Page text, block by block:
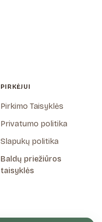
PIRKĖJUI
Pirkimo Taisyklės
Privatumo politika
Slapukų politika
Baldų priežiūros
taisyklės